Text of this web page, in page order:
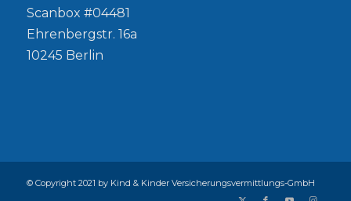
Scanbox #04481
Ehrenbergstr. 16a
10245 Berlin
© Copyright 2021 by Kind & Kinder Versicherungsvermittlungs-GmbH